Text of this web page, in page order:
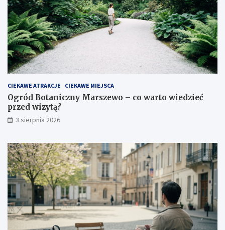
CIEKAWE ATRAKCJE CIEKAWE MIEJSCA
Ogród Botaniczny Marszewo – co warto wiedzieć
przed wizytą?
3 sierpnia 2026